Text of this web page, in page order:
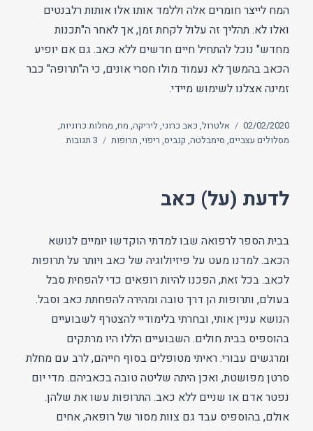
המח לייצר חומרים אלה וללמד אותו אלו אותות רלבנטים
ואלו לא. תהליך זה עלול לקחת זמן, אך לאחר ה"תכנות
מחדש" נוכל להתחיל חיים חדשים ללא כאב. גם אם יופיע
הכאב בהמשך לא נעמוד מולו חסרי אונים, כי ה"תרופה" כבר
זמינה אצלנו לשימוש מיידי.
פורסם
בתאריך
02/02/2020 תגיות
אלטרול, כאב כרוני,ליריקה, מח, מחלות כרוניות,
מסלולים עצביים, סימבלטה, קנביס, ריפוי, תרופות 3 תגובות
על
לדעת (על) כאב
בבית הספר לרפואה שבו למדתי הוקדשו יומיים לנושא
הכאב. למדנו מעט על פיזיולוגיה של כאב ויותר על תרופות
לכאב. בכל זאת, הפכנו להיות רופאים כדי להפחית סבל
בעולם, ותרופות הן דרך טובה ומהירה להפחתת כאב וסבל.
הנושא עניין אותי, ובחרתי בלימודיי להצטרף לשבועיים
בהוספיס בבית חולים. השבועיים הללו היו מרתקים
ומרגשים עבורי. ראיתי מטופלים בסוף חייהם, לרב עם מחלת
סרטן מפושטת, ואכן היתה שליטה טובה בכאביהם. מדי יום
נפטר אדם או שניים ללא כאב. התרופות עשו את שלהן.
אולם, בהוספיס עבד גם צוות מסור של רופאה, אחים